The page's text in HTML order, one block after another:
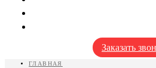
Заказать
ГЛАВНАЯ